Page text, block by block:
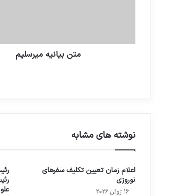
متن بیانیه میرسلیم
نوشته های مشابه
اعلام زمان تعیین تکلیف سفرهای
نوروزی
16 ژوئن 2026